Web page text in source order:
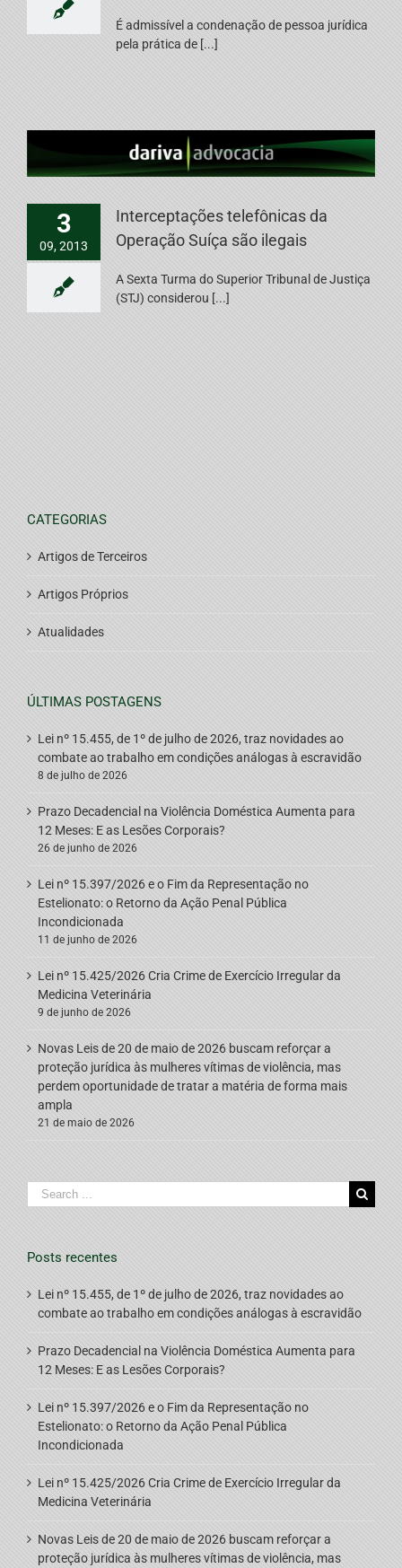
É admissível a condenação de pessoa jurídica
pela prática de [...]
3
09, 2013
Interceptações telefônicas da
Operação Suíça são ilegais
A Sexta Turma do Superior Tribunal de Justiça
(STJ) considerou [...]
CATEGORIAS
Artigos de Terceiros
Artigos Próprios
Atualidades
ÚLTIMAS POSTAGENS
Lei nº 15.455, de 1º de julho de 2026, traz novidades ao
combate ao trabalho em condições análogas à escravidão
8 de julho de 2026
Prazo Decadencial na Violência Doméstica Aumenta para
12 Meses: E as Lesões Corporais?
26 de junho de 2026
Lei nº 15.397/2026 e o Fim da Representação no
Estelionato: o Retorno da Ação Penal Pública
Incondicionada
11 de junho de 2026
Lei nº 15.425/2026 Cria Crime de Exercício Irregular da
Medicina Veterinária
9 de junho de 2026
Novas Leis de 20 de maio de 2026 buscam reforçar a
proteção jurídica às mulheres vítimas de violência, mas
perdem oportunidade de tratar a matéria de forma mais
ampla
21 de maio de 2026
Search
for:
Posts recentes
Lei nº 15.455, de 1º de julho de 2026, traz novidades ao
combate ao trabalho em condições análogas à escravidão
Prazo Decadencial na Violência Doméstica Aumenta para
12 Meses: E as Lesões Corporais?
Lei nº 15.397/2026 e o Fim da Representação no
Estelionato: o Retorno da Ação Penal Pública
Incondicionada
Lei nº 15.425/2026 Cria Crime de Exercício Irregular da
Medicina Veterinária
Novas Leis de 20 de maio de 2026 buscam reforçar a
proteção jurídica às mulheres vítimas de violência, mas